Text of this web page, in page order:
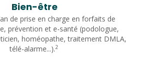
Bien-être
de prise en charge en forfaits de
prévention et e-santé (podologue,
homéopathe, traitement DMLA,
télé-alarme...).2